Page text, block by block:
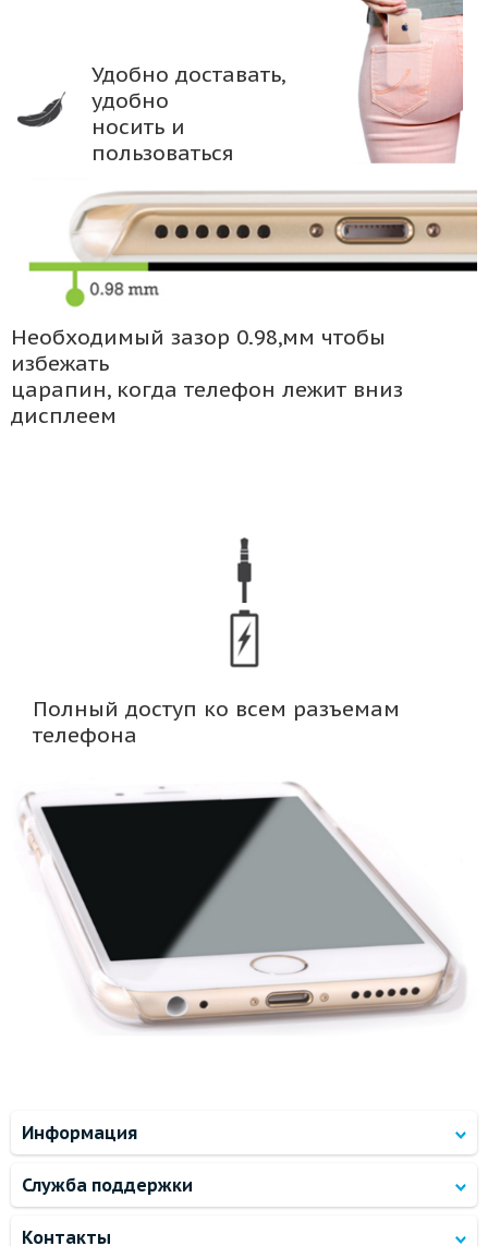
Удобно доставать,
удобно
носить и
пользоваться
Необходимый зазор 0.98,мм чтобы
избежать
царапин, когда телефон лежит вниз
дисплеем
Полный доступ ко всем разъемам
телефона
Информация
Служба поддержки
Контакты